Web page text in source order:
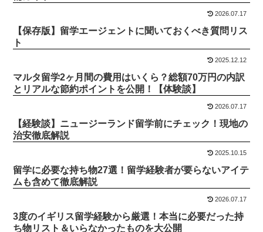
2026.07.17
【保存版】留学エージェントに聞いておくべき質問リス
ト
2025.12.12
マルタ留学2ヶ月間の費用はいくら？総額70万円の内訳
とリアルな節約ポイントを公開！【体験談】
2026.07.17
【経験談】ニュージーランド留学前にチェック！現地の
治安徹底解説
2025.10.15
留学に必要な持ち物27選！留学経験者が要らないアイテ
ムも含めて徹底解説
2026.07.17
3度のイギリス留学経験から厳選！本当に必要だった持
ち物リスト＆いらなかったものを大公開